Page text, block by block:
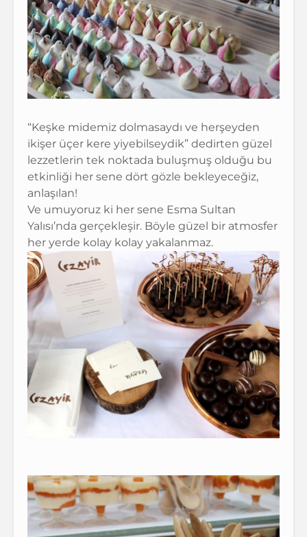
“Keşke midemiz dolmasaydı ve herşeyden
ikişer üçer kere yiyebilseydik” dedirten güzel
lezzetlerin tek noktada buluşmuş olduğu bu
etkinliği her sene dört gözle bekleyeceğiz,
anlaşılan!
Ve umuyoruz ki her sene Esma Sultan
Yalısı’nda gerçekleşir. Böyle güzel bir atmosfer
her yerde kolay kolay yakalanmaz.